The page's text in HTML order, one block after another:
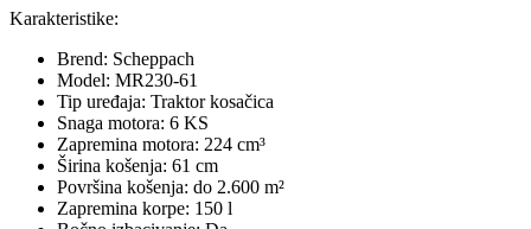
Karakteristike:
Brend: Scheppach
Model: MR230-61
Tip uređaja: Traktor kosačica
Snaga motora: 6 KS
Zapremina motora: 224 cm³
Širina košenja: 61 cm
Površina košenja: do 2.600 m²
Zapremina korpe: 150 l